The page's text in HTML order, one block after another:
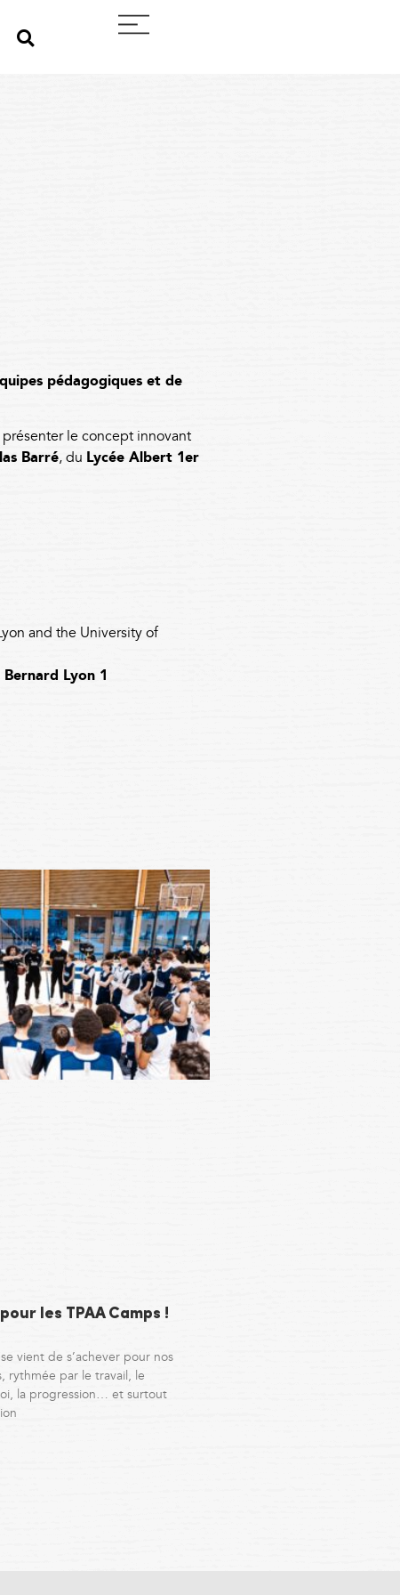
pédagogiques et de
le concept innovant
Barré, du Lycée Albert 1er
and the University of
Bernard Lyon 1
les TPAA Camps !
vient de s’achever pour nos
rythmée par le travail, le
la progression… et surtout